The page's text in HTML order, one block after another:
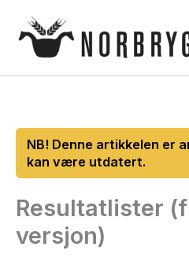
rett
Resultatlister
versjon)